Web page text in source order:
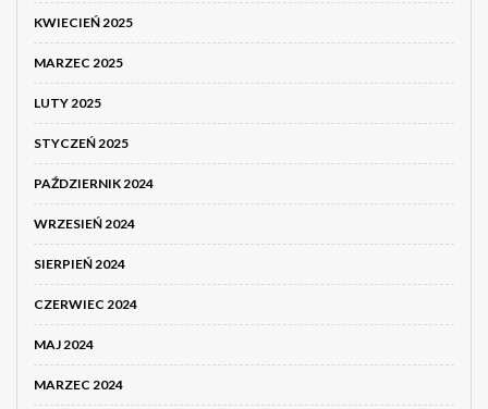
KWIECIEŃ 2025
MARZEC 2025
LUTY 2025
STYCZEŃ 2025
PAŹDZIERNIK 2024
WRZESIEŃ 2024
SIERPIEŃ 2024
CZERWIEC 2024
MAJ 2024
MARZEC 2024